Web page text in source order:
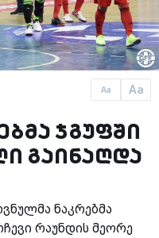
Aa Aa
ჯგუფში
გაინაღდა
ნაკრებმა
რაუნდის მეორე